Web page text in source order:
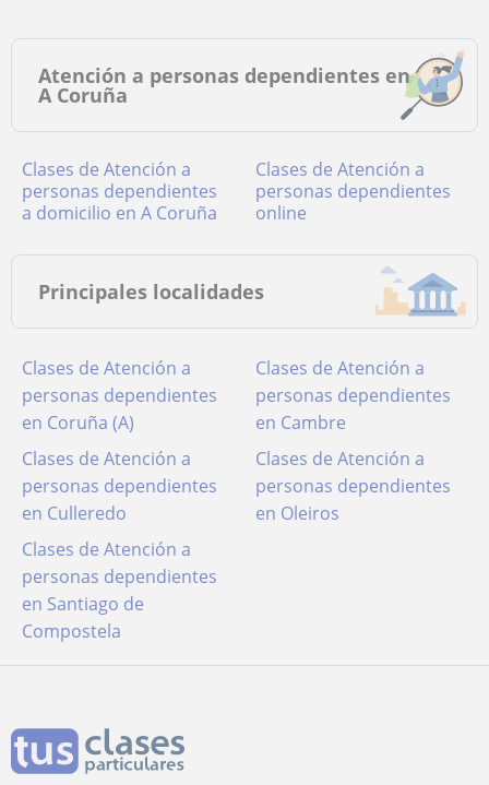
Atención a personas dependientes en
A Coruña
Clases de Atención a
personas dependientes
a domicilio en A Coruña
Clases de Atención a
personas dependientes
online
Principales localidades
Clases de Atención a
personas dependientes
en Coruña (A)
Clases de Atención a
personas dependientes
en Cambre
Clases de Atención a
personas dependientes
en Culleredo
Clases de Atención a
personas dependientes
en Oleiros
Clases de Atención a
personas dependientes
en Santiago de
Compostela